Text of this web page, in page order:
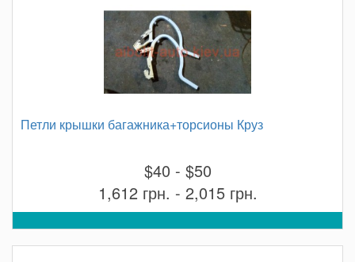
Петли крышки багажника+торсионы Круз
$40 - $50
1,612 грн. - 2,015 грн.